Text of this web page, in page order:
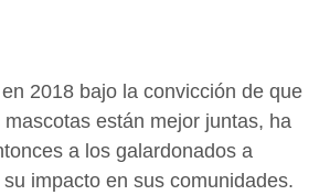
2018 bajo la convicción de que
mascotas están mejor juntas, ha
a los galardonados a
impacto en sus comunidades.